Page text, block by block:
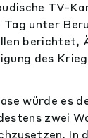
TV-
Tag unter
berichtet,
des
würde es
zwei
In